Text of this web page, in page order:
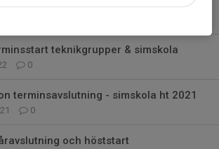
teknikgrupper & simskola
0
terminsavslutning - simskola ht 2021
0
och höststart